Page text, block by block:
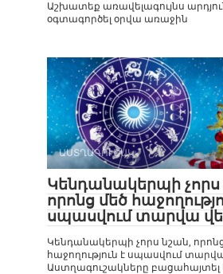
Աշխատեք առավելագույնս
օգտագործել օրվա առաջին
ԱՍՏՂԱԳՈՒՇԱԿ
Կենդանակերպի չորս
որոնց մեծ
սպասվում տարվա
Կենդանակերպի չորս նշան,
հաջողություն է սպասվում տարվա
Աստղագուշակները